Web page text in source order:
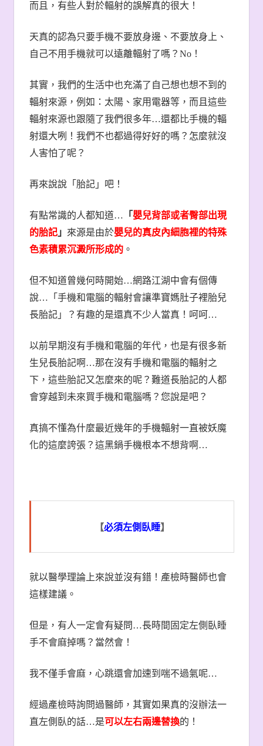
而且，有些人對於輻射的誤解真的很大！
天真的認為只要手機不要放身邊、不要放身上、
自己不用手機就可以遠離輻射了嗎？ No！
其實，我們的生活中也充滿了自己想也想不到的
輻射來源，例如：太陽、家用電器等，而且這些
輻射來源也跟隨了我們很多年…還都比手機的輻
射還大咧！我們不也都過得好好的嗎？怎麼就沒
人害怕了呢？
再來說說「胎記」吧！
有點常識的人都知道… 「嬰兒背部或者臀部出現
的胎記」 來源是由於嬰兒的真皮內細胞裡的特殊
色素積累沉澱所形成的。
但不知道曾幾何時開始…網路江湖中會有個傳
說… 「手機和電腦的輻射會讓準寶媽肚子裡胎兒
長胎記」？有趣的是還真不少人當真！呵呵…
以前早期沒有手機和電腦的年代，也是有很多新
生兒長胎記啊 …那在沒有手機和電腦的輻射之
下，這些胎記又怎麼來的呢？難道長胎記的人都
會穿越到未來買手機和電腦嗎？您說是吧？
真搞不懂為什麼最近幾年的手機輻射一直被妖魔
化的這麼誇張？這黑鍋手機根本不想背啊 …
【必須左側臥睡】
就以醫學理論上來說並沒有錯！產檢時醫師也會
這樣建議。
但是，有人一定會有疑問…長時間固定左側臥睡
手不會麻掉嗎？當然會！
我不僅手會麻，心跳還會加速到喘不過氣呢…
經過產檢時詢問過醫師，其實如果真的沒辦法一
直左側臥的話…是可以左右兩邊替換的！